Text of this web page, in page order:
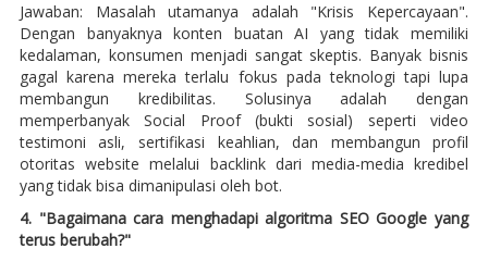
Jawaban: Masalah utamanya adalah "Krisis Kepercayaan".
Dengan banyaknya konten buatan AI yang tidak memiliki
kedalaman, konsumen menjadi sangat skeptis. Banyak bisnis
gagal karena mereka terlalu fokus pada teknologi tapi lupa
membangun kredibilitas. Solusinya adalah dengan
memperbanyak Social Proof (bukti sosial) seperti video
testimoni asli, sertifikasi keahlian, dan membangun profil
otoritas website melalui backlink dari media-media kredibel
yang tidak bisa dimanipulasi oleh bot.
4. "Bagaimana cara menghadapi algoritma SEO Google yang
terus berubah?"